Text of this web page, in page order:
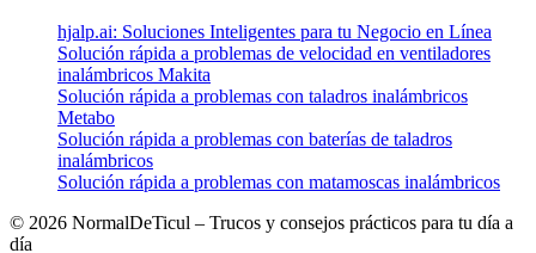
hjalp.ai: Soluciones Inteligentes para tu Negocio en Línea
Solución rápida a problemas de velocidad en ventiladores
inalámbricos Makita
Solución rápida a problemas con taladros inalámbricos
Metabo
Solución rápida a problemas con baterías de taladros
inalámbricos
Solución rápida a problemas con matamoscas inalámbricos
© 2026 NormalDeTicul – Trucos y consejos prácticos para tu día a
día